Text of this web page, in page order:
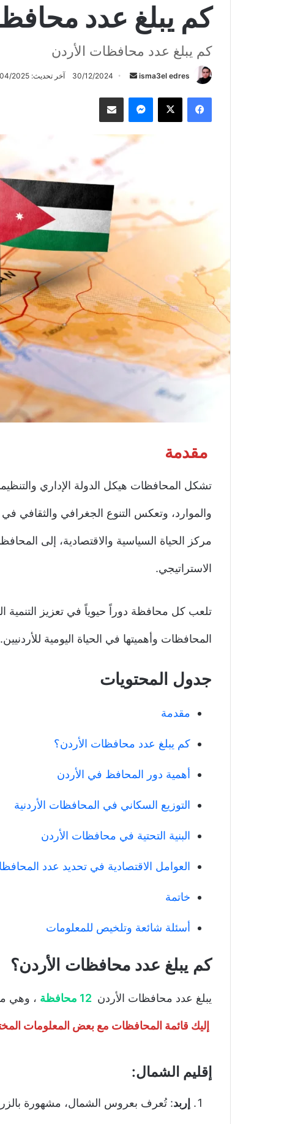
كم يبلغ عدد
كم يبلغ عدد محافظات الأردن
isma3el edres
أرسل
إلكترونيا
30/12/2024 آخر تحديث: 03/04/2025
فيسبوك ‫X ماسنجر مشاركة عبر البريد
مقدمة
تشكل المحافظات هيكل الدولة الإداري
والموارد، وتعكس التنوع الجغرافي والثقافي
مركز الحياة السياسية والاقتصادية، إلى
الاستراتيجي.
تلعب كل محافظة دوراً حيوياً في تعزيز
المحافظات وأهميتها في الحياة اليومية للأردنيين.
جدول المحتويات
مقدمة
كم يبلغ عدد محافظات الأردن؟
أهمية دور المحافظ في الأردن
التوزيع السكاني في المحافظات الأردنية
البنية التحتية في محافظات الأردن
العوامل الاقتصادية في تحديد عدد
خاتمة
أسئلة شائعة وتلخيص للمعلومات
كم يبلغ عدد محافظات الأردن؟
يبلغ عدد محافظات الأردن 12 محافظة ، وهي
إليك قائمة المحافظات مع بعض المعلومات
إقليم الشمال:
إربد: تُعرف بعروس الشمال، مشهورة